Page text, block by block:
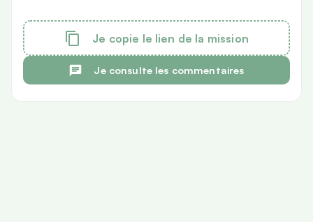
Je copie le lien de la mission
Je consulte les commentaires